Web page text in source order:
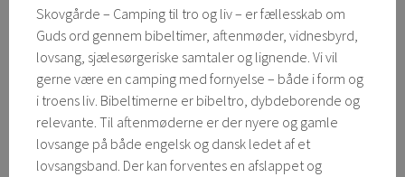
Skovgårde – Camping til tro og liv – er fællesskab om
Guds ord gennem bibeltimer, aftenmøder, vidnesbyrd,
lovsang, sjælesørgeriske samtaler og lignende. Vi vil
gerne være en camping med fornyelse – både i form og
i troens liv. Bibeltimerne er bibeltro, dybdeborende og
relevante. Til aftenmøderne er der nyere og gamle
lovsange på både engelsk og dansk ledet af et
lovsangsband. Der kan forventes en afslappet og